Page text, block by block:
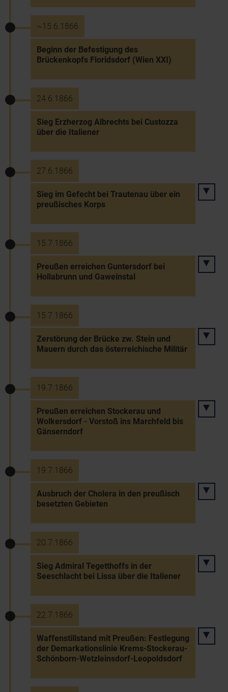
~15.6.1866
Beginn der Befestigung des
Brückenkopfs Floridsdorf (Wien XXI)
24.6.1866
Sieg Erzherzog Albrechts bei Custozza
über die Italiener
27.6.1866
Sieg im Gefecht bei Trautenau über ein
preußisches Korps
15.7.1866
Preußen erreichen Guntersdorf bei
Hollabrunn und Gaweinstal
15.7.1866
Zerstörung der Brücke zw. Stein und
Mauern durch das österreichische Militär
19.7.1866
Preußen erreichen Stockerau und
Wolkersdorf - Vorstoß ins Marchfeld bis
Gänserndorf
19.7.1866
Ausbruch der Cholera in den preußisch
besetzten Gebieten
20.7.1866
Sieg Admiral Tegetthoffs in der
Seeschlacht bei Lissa über die Italiener
22.7.1866
Waffenstillstand mit Preußen: Festlegung
der Demarkationslinie Krems-Stockerau-
Schönborn-Wetzleinsdorf-Leopoldsdorf